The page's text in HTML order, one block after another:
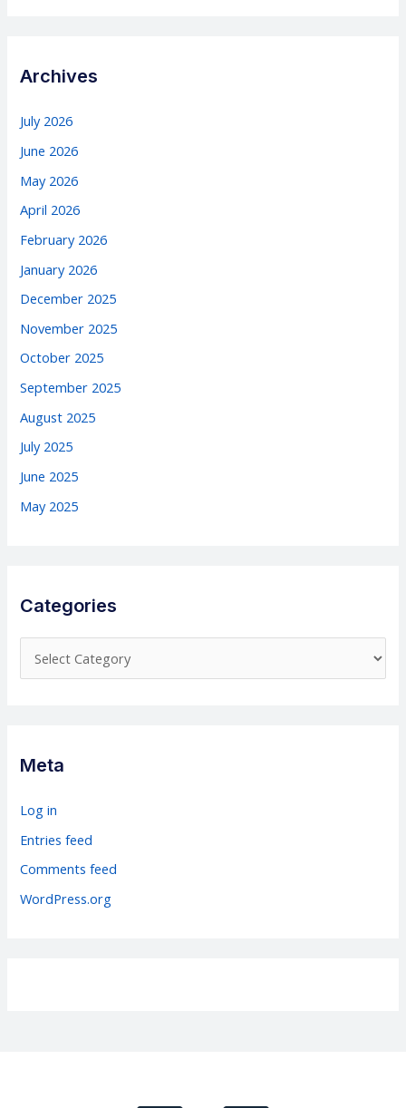
Archives
July 2026
June 2026
May 2026
April 2026
February 2026
January 2026
December 2025
November 2025
October 2025
September 2025
August 2025
July 2025
June 2025
May 2025
Categories
a
r
i
Meta
Log in
Entries feed
Comments feed
WordPress.org